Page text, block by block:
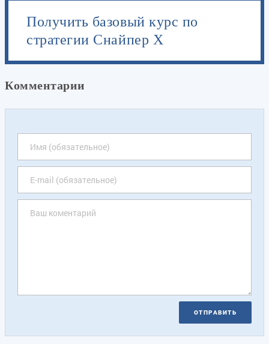
Получить базовый курс по
стратегии Снайпер Х
Комментарии
ОТПРАВИТЬ